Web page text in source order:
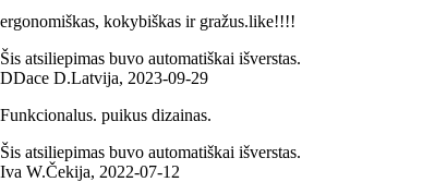
ergonomiškas, kokybiškas ir gražus.like!!!!
Šis atsiliepimas buvo automatiškai išverstas.
DDace D.Latvija, 2023‑09‑29
Funkcionalus. puikus dizainas.
Šis atsiliepimas buvo automatiškai išverstas.
Iva W.Čekija, 2022‑07‑12